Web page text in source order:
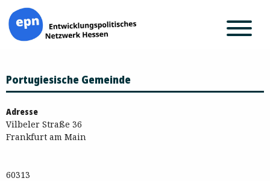
Inhalt
springen
Portugiesische Gemeinde
Adresse
Vilbeler Straße 36
Frankfurt am Main
60313